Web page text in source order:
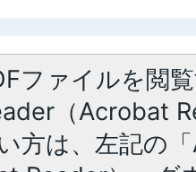
ファイルを閲
（Acrobat
方は、左記の